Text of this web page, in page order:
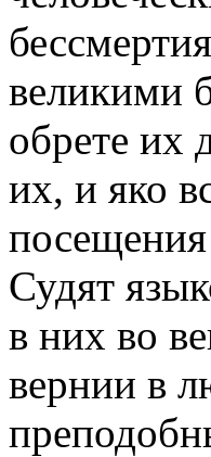
великими
обрете их
их, и яко
Судят
в них во
вернии в